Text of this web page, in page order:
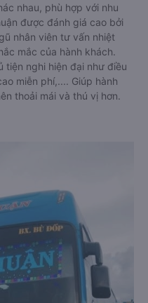
nhau, phù hợp với nhu
được đánh giá cao bởi
nhân viên tư vấn nhiệt
mắc của hành khách.
tiện nghi hiện đại như điều
miễn phí,.... Giúp hành
thoải mái và thú vị hơn.